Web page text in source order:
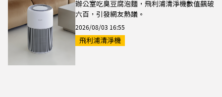
辦公室吃臭豆腐泡麵，飛利浦清淨機數值飆破
六百，引發網友熱議。
2026/08/03 16:55
飛利浦清淨機